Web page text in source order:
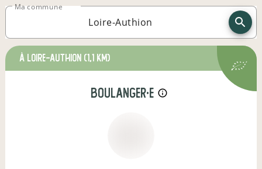
Ma commune
à Loire-Authion (1,1 km)
boulanger·e info_outline